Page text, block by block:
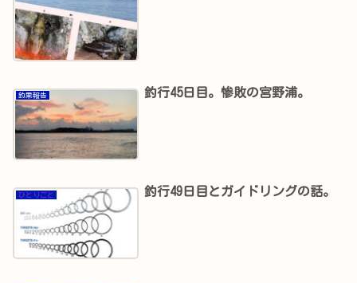
釣果報告 釣行45日目。惨敗の宮野浦。
ひとりごと 釣行49日目とガイドリングの話。